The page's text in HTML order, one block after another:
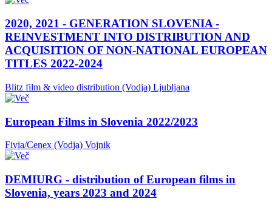
2020, 2021 - GENERATION SLOVENIA -
REINVESTMENT INTO DISTRIBUTION AND
ACQUISITION OF NON-NATIONAL EUROPEAN
TITLES 2022-2024
Blitz film & video distribution (Vodja) Ljubljana
European Films in Slovenia 2022/2023
Fivia/Cenex (Vodja) Vojnik
DEMIURG - distribution of European films in
Slovenia, years 2023 and 2024